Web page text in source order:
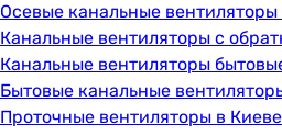
Осевые канальные вентиляторы
Канальные вентиляторы с
Канальные вентиляторы
Бытовые канальные
Проточные вентиляторы в Киеве